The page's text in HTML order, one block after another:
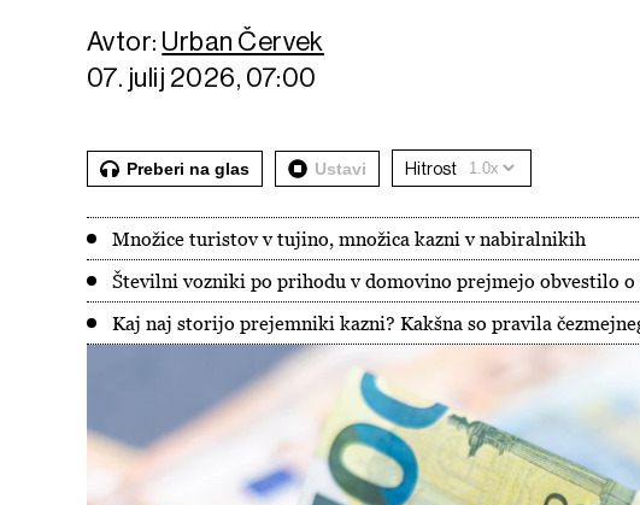
Avtor: Urban Červek
07. julij 2026, 07:00
Preberi na glas Ustavi Hitrost
Množice turistov v tujino, množica kazni v nabiralnikih
Številni vozniki po prihodu v domovino prejmejo obvestilo
Kaj naj storijo prejemniki kazni? Kakšna so pravila